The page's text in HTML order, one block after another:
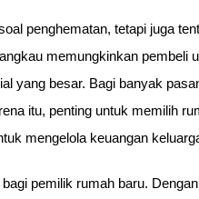
penghematan, tetapi juga
memungkinkan pembeli
yang besar. Bagi banyak
itu, penting untuk memilih
mengelola keuangan
pemilik rumah baru.